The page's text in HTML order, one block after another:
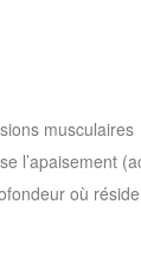
musculaires
l’apaisement
où